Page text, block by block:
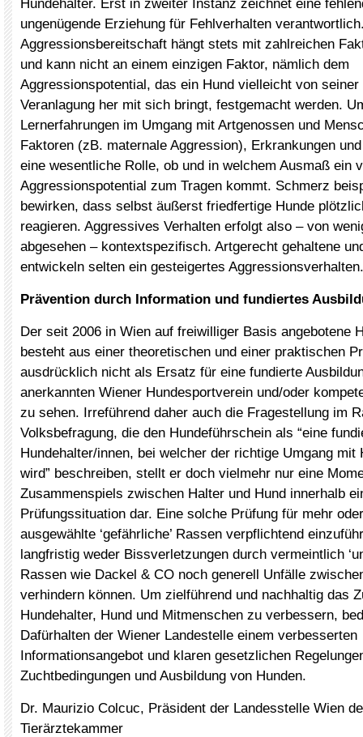
Hundehalter. Erst in zweiter Instanz zeichnet eine
ungenügende Erziehung für Fehlverhalten
Aggressionsbereitschaft hängt stets mit zahlreichen
und kann nicht an einem einzigen Faktor, nämlich dem
Aggressionspotential, das ein Hund vielleicht von seiner
Veranlagung her mit sich bringt, festgemacht werden.
Lernerfahrungen im Umgang mit Artgenossen und
Faktoren (zB. maternale Aggression), Erkrankungen
eine wesentliche Rolle, ob und in welchem Ausmaß ein
Aggressionspotential zum Tragen kommt. Schmerz
bewirken, dass selbst äußerst friedfertige Hunde
reagieren. Aggressives Verhalten erfolgt also – von
abgesehen – kontextspezifisch. Artgerecht gehaltene
entwickeln selten ein gesteigertes Aggressionsverhalten.
Prävention durch Information und fundiertes
Der seit 2006 in Wien auf freiwilliger Basis angebotene
besteht aus einer theoretischen und einer praktischen
ausdrücklich nicht als Ersatz für eine fundierte
anerkannten Wiener Hundesportverein und/oder
zu sehen. Irreführend daher auch die Fragestellung im
Volksbefragung, die den Hundeführschein als “eine
Hundehalter/innen, bei welcher der richtige Umgang mit
wird” beschreiben, stellt er doch vielmehr nur eine
Zusammenspiels zwischen Halter und Hund innerhalb
Prüfungssituation dar. Eine solche Prüfung für mehr
ausgewählte ‘gefährliche’ Rassen verpflichtend
langfristig weder Bissverletzungen durch vermeintlich
Rassen wie Dackel & CO noch generell Unfälle
verhindern können. Um zielführend und nachhaltig das
Hundehalter, Hund und Mitmenschen zu verbessern,
Dafürhalten der Wiener Landestelle einem verbesserten
Informationsangebot und klaren gesetzlichen
Zuchtbedingungen und Ausbildung von Hunden.
Dr. Maurizio Colcuc, Präsident der Landesstelle Wien
Tierärztekammer